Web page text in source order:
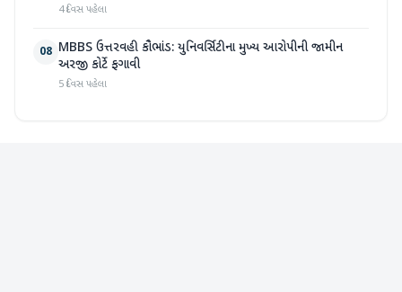
4 દિવસ પહેલા
08 MBBS ઉત્તરવહી કૌભાંડ: યુનિવર્સિટીના મુખ્ય આરોપીની જામીન
અરજી કોર્ટે ફગાવી
5 દિવસ પહેલા